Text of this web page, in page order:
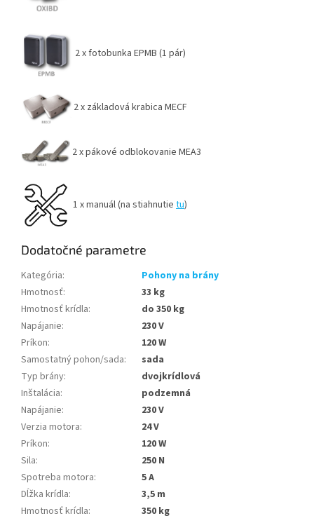
2 x fotobunka EPMB (1 pár)
2 x základová krabica MECF
2 x pákové odblokovanie MEA3
1 x manuál (na stiahnutie tu)
Dodatočné parametre
Kategória:
Pohony na brány
Hmotnosť:
33 kg
Hmotnosť krídla:
do 350 kg
Napájanie:
230 V
Príkon:
120 W
Samostatný pohon/sada:
sada
Typ brány:
dvojkrídlová
Inštalácia:
podzemná
Napájanie:
230 V
Verzia motora:
24 V
Príkon:
120 W
Sila:
250 N
Spotreba motora:
5 A
Dĺžka krídla:
3,5 m
Hmotnosť krídla:
350 kg